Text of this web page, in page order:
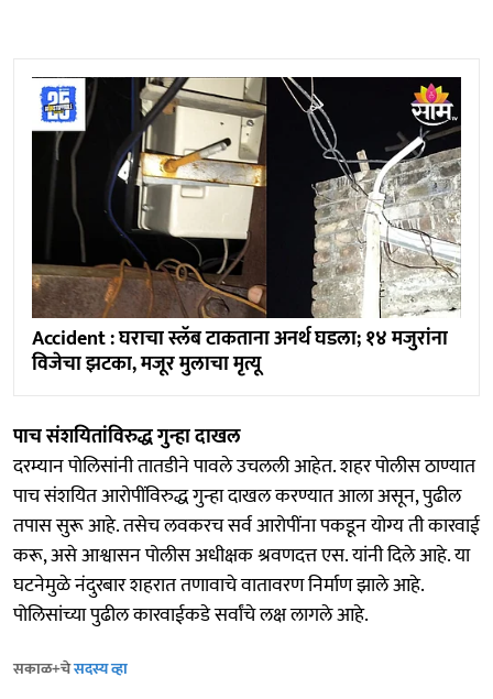
Accident : घराचा स्लॅब टाकताना अनर्थ घडला; १४ मजुरांना
विजेचा झटका, मजूर मुलाचा मृत्यू
पाच संशयितांविरुद्ध गुन्हा दाखल
दरम्यान पोलिसांनी तातडीने पावले उचलली आहेत. शहर पोलीस ठाण्यात
पाच संशयित आरोपींविरुद्ध गुन्हा दाखल करण्यात आला असून, पुढील
तपास सुरू आहे. तसेच लवकरच सर्व आरोपींना पकडून योग्य ती कारवाई
करू, असे आश्वासन पोलीस अधीक्षक श्रवणदत्त एस. यांनी दिले आहे. या
घटनेमुळे नंदुरबार शहरात तणावाचे वातावरण निर्माण झाले आहे.
पोलिसांच्या पुढील कारवाईकडे सर्वांचे लक्ष लागले आहे.
सकाळ+चेसदस्य व्हा